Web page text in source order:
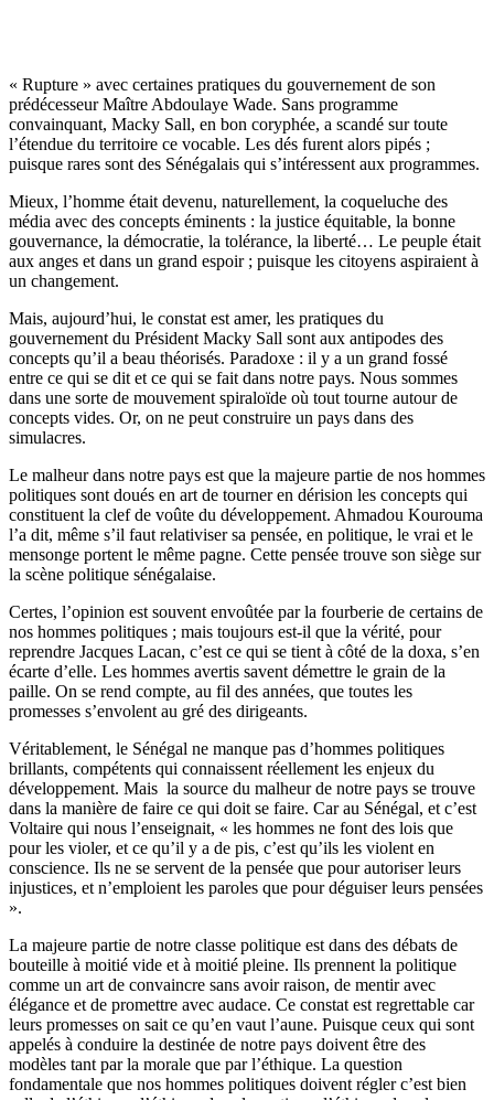
« Rupture » avec certaines pratiques du gouvernement de son
prédécesseur Maître Abdoulaye Wade. Sans programme
convainquant, Macky Sall, en bon coryphée, a scandé sur toute
l’étendue du territoire ce vocable. Les dés furent alors pipés ;
puisque rares sont des Sénégalais qui s’intéressent aux programmes.
Mieux, l’homme était devenu, naturellement, la coqueluche des
média avec des concepts éminents : la justice équitable, la bonne
gouvernance, la démocratie, la tolérance, la liberté… Le peuple était
aux anges et dans un grand espoir ; puisque les citoyens aspiraient à
un changement.
Mais, aujourd’hui, le constat est amer, les pratiques du
gouvernement du Président Macky Sall sont aux antipodes des
concepts qu’il a beau théorisés. Paradoxe : il y a un grand fossé
entre ce qui se dit et ce qui se fait dans notre pays. Nous sommes
dans une sorte de mouvement spiraloïde où tout tourne autour de
concepts vides. Or, on ne peut construire un pays dans des
simulacres.
Le malheur dans notre pays est que la majeure partie de nos hommes
politiques sont doués en art de tourner en dérision les concepts qui
constituent la clef de voûte du développement. Ahmadou Kourouma
l’a dit, même s’il faut relativiser sa pensée, en politique, le vrai et le
mensonge portent le même pagne. Cette pensée trouve son siège sur
la scène politique sénégalaise.
Certes, l’opinion est souvent envoûtée par la fourberie de certains de
nos hommes politiques ; mais toujours est-il que la vérité, pour
reprendre Jacques Lacan, c’est ce qui se tient à côté de la doxa, s’en
écarte d’elle. Les hommes avertis savent démettre le grain de la
paille. On se rend compte, au fil des années, que toutes les
promesses s’envolent au gré des dirigeants.
Véritablement, le Sénégal ne manque pas d’hommes politiques
brillants, compétents qui connaissent réellement les enjeux du
développement. Mais la source du malheur de notre pays se trouve
dans la manière de faire ce qui doit se faire. Car au Sénégal, et c’est
Voltaire qui nous l’enseignait, « les hommes ne font des lois que
pour les violer, et ce qu’il y a de pis, c’est qu’ils les violent en
conscience. Ils ne se servent de la pensée que pour autoriser leurs
injustices, et n’emploient les paroles que pour déguiser leurs pensées
».
La majeure partie de notre classe politique est dans des débats de
bouteille à moitié vide et à moitié pleine. Ils prennent la politique
comme un art de convaincre sans avoir raison, de mentir avec
élégance et de promettre avec audace. Ce constat est regrettable car
leurs promesses on sait ce qu’en vaut l’aune. Puisque ceux qui sont
appelés à conduire la destinée de notre pays doivent être des
modèles tant par la morale que par l’éthique. La question
fondamentale que nos hommes politiques doivent régler c’est bien